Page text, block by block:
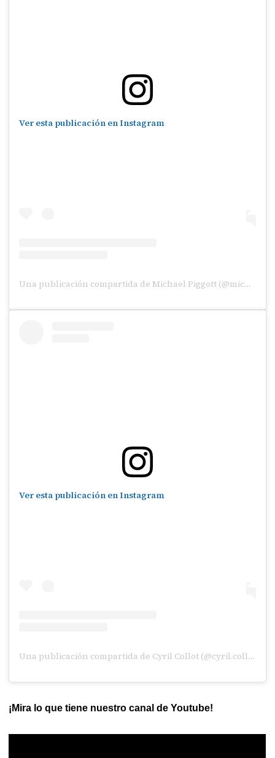
Ver esta publicación en Instagram
Una publicación compartida de Michael Piggott (@michaelp_22)
Ver esta publicación en Instagram
Una publicación compartida de Cyril Collot (@cyril.collot)
¡Mira lo que tiene nuestro canal de Youtube!